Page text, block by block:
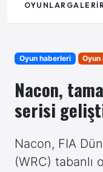
OYUNLAR GALERI
Oyun haberleri
Nacon,
serisi
Nacon, FIA
(WRC) tabanlı